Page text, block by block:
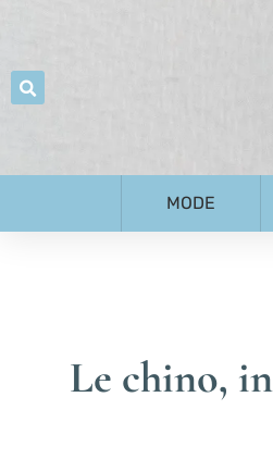
MODE
Le chino,